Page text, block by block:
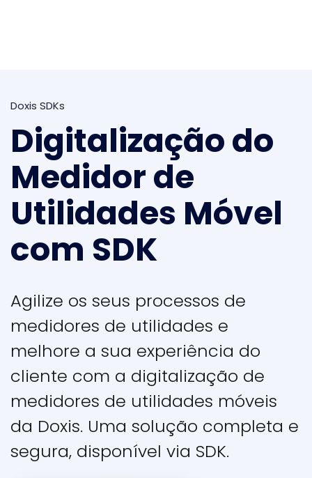
Doxis SDKs
Digitalização do
Medidor de
Utilidades Móvel
com SDK
Agilize os seus processos de
medidores de utilidades e
melhore a sua experiência do
cliente com a digitalização de
medidores de utilidades móveis
da Doxis. Uma solução completa e
segura, disponível via SDK.